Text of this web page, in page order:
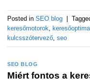
Posted in SEO blog |
keresőmotorok
kulcsszótervező seo
SEO BLOG
Miért fontos a